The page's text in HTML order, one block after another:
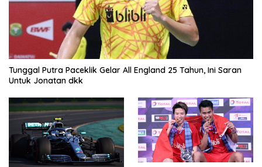
Tunggal Putra Paceklik Gelar All England 25 Tahun, Ini Saran
Untuk Jonatan dkk